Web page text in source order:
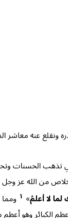
ونقلع عنه معاشر
الحسنات
من الله
لا أعلمُ» ١